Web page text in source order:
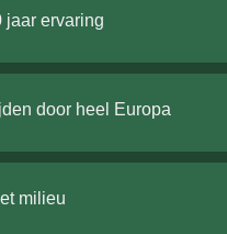
jaar ervaring
door heel Europa
milieu